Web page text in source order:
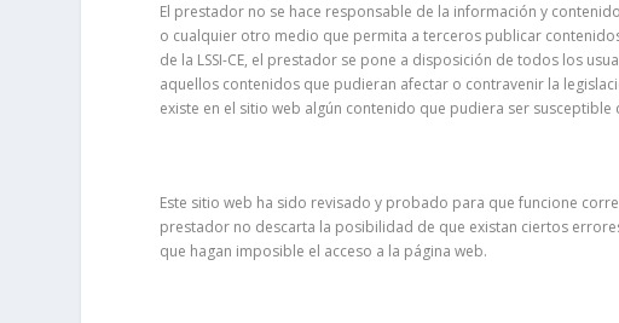
El prestador no se hace responsable de la información y
o cualquier otro medio que permita a terceros publicar
de la LSSI-CE, el prestador se pone a disposición de todos los
aquellos contenidos que pudieran afectar o contravenir la
existe en el sitio web algún contenido que pudiera ser
Este sitio web ha sido revisado y probado para que funcione
prestador no descarta la posibilidad de que existan ciertos
que hagan imposible el acceso a la página web.